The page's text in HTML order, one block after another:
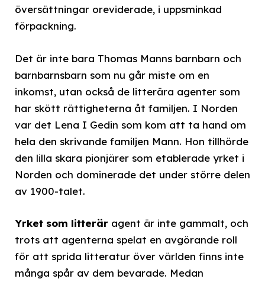
översättningar oreviderade, i uppsminkad
förpackning.
Det är inte bara Thomas Manns barnbarn och
barnbarnsbarn som nu går miste om en
inkomst, utan också de litterära agenter som
har skött rättigheterna åt familjen. I Norden
var det Lena I Gedin som kom att ta hand om
hela den skrivande familjen Mann. Hon tillhörde
den lilla skara pionjärer som etablerade yrket i
Norden och dominerade det under större delen
av 1900-talet.
Yrket som litterär agent är inte gammalt, och
trots att agenterna spelat en avgörande roll
för att sprida litteratur över världen finns inte
många spår av dem bevarade. Medan